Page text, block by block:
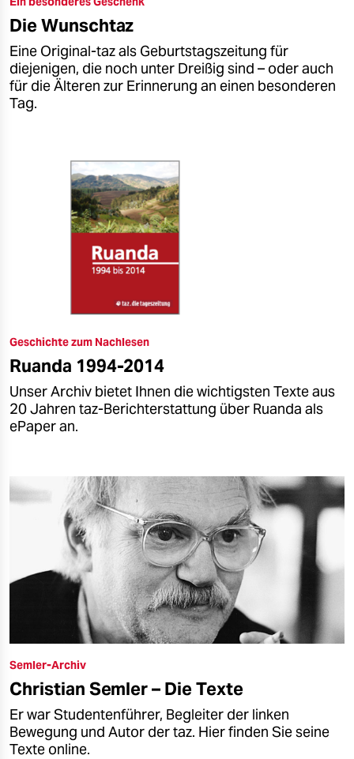
epaper login
Die Wunschtaz
Eine Original-taz als Geburtstagszeitung für
diejenigen, die noch unter Dreißig sind – oder auch
für die Älteren zur Erinnerung an einen besonderen
Tag.
Geschichte zum Nachlesen
Ruanda 1994-2014
Unser Archiv bietet Ihnen die wichtigsten Texte aus
20 Jahren taz-Berichterstattung über Ruanda als
ePaper an.
Semler-Archiv
Christian Semler – Die Texte
Er war Studentenführer, Begleiter der linken
Bewegung und Autor der taz. Hier finden Sie seine
Texte online.